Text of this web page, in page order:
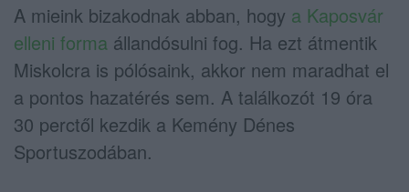
A mieink bizakodnak abban, hogy a Kaposvár
elleni forma állandósulni fog. Ha ezt átmentik
Miskolcra is pólósaink, akkor nem maradhat el
a pontos hazatérés sem. A találkozót 19 óra
30 perctől kezdik a Kemény Dénes
Sportuszodában.